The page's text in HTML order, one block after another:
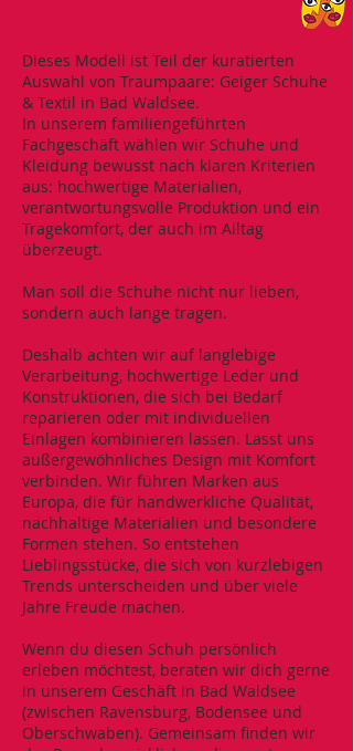
Dieses Modell ist Teil der kuratierten
Auswahl von Traumpaare: Geiger Schuhe
& Textil in Bad Waldsee.
In unserem familiengeführten
Fachgeschäft wählen wir Schuhe und
Kleidung bewusst nach klaren Kriterien
aus: hochwertige Materialien,
verantwortungsvolle Produktion und ein
Tragekomfort, der auch im Alltag
überzeugt.
Man soll die Schuhe nicht nur lieben,
sondern auch lange tragen.
Deshalb achten wir auf langlebige
Verarbeitung, hochwertige Leder und
Konstruktionen, die sich bei Bedarf
reparieren oder mit individuellen
Einlagen kombinieren lassen. Lasst uns
außergewöhnliches Design mit Komfort
verbinden. Wir führen Marken aus
Europa, die für handwerkliche Qualität,
nachhaltige Materialien und besondere
Formen stehen. So entstehen
Lieblingsstücke, die sich von kurzlebigen
Trends unterscheiden und über viele
Jahre Freude machen.
Wenn du diesen Schuh persönlich
erleben möchtest, beraten wir dich gerne
in unserem Geschäft in Bad Waldsee
(zwischen Ravensburg, Bodensee und
Oberschwaben). Gemeinsam finden wir